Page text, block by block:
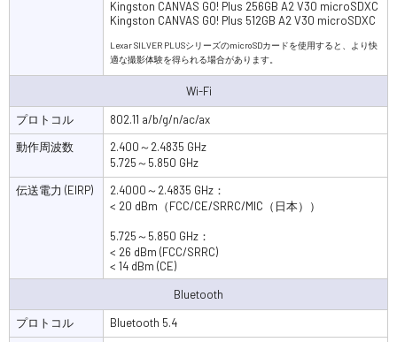
Kingston CANVAS GO! Plus 256GB A2 V30 microSDXC
Kingston CANVAS GO! Plus 512GB A2 V30 microSDXC
Lexar SILVER PLUSシリーズのmicroSDカードを使用すると、より快
適な撮影体験を得られる場合があります。
Wi-Fi
プロトコル
802.11 a/b/g/n/ac/ax
動作周波数
2.400～2.4835 GHz
5.725～5.850 GHz
伝送電力 (EIRP)
2.4000～2.4835 GHz：
< 20 dBm（FCC/CE/SRRC/MIC（日本））
5.725～5.850 GHz：
< 26 dBm (FCC/SRRC)
< 14 dBm (CE)
Bluetooth
プロトコル
Bluetooth 5.4